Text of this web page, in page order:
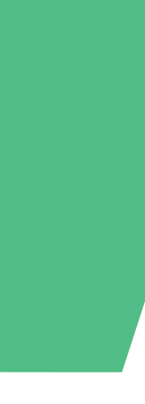
nach Bedarf mit